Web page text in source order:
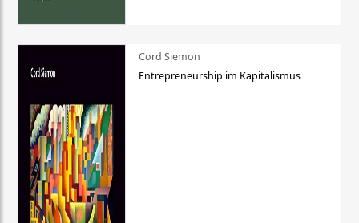
Cord Siemon
Entrepreneurship im Kapitalismus